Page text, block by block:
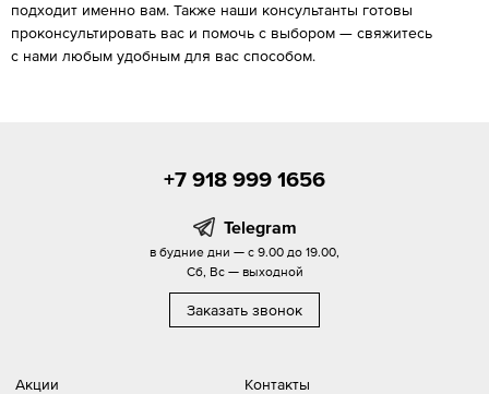
подходит именно вам. Также наши консультанты готовы
проконсультировать вас и помочь с выбором — свяжитесь
с нами любым удобным для вас способом.
Акции
Контакты
+7 918 999 1656
Telegram
в будние дни — с 9.00 до 19.00,
Сб, Вс — выходной
Заказать звонок